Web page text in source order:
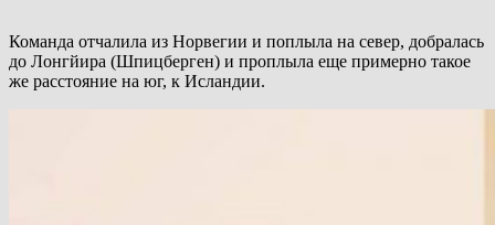
Команда отчалила из Норвегии и поплыла на север, добралась
до Лонгйира (Шпицберген) и проплыла еще примерно такое
же расстояние на юг, к Исландии.